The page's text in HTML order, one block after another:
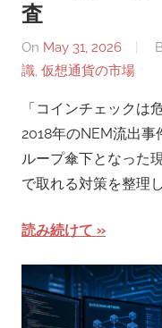
査
On May 31, 2026
識, 仮想通貨の市場
「コインチェックは
2018年のNEM流出
ループ傘下となった
で取れる対策を整理し
読み続けて